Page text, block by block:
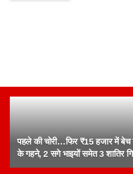
पहले की चोरी…फिर ₹15 हजार में
के गहने, 2 सगे भाइयों समेत 3 शातिर